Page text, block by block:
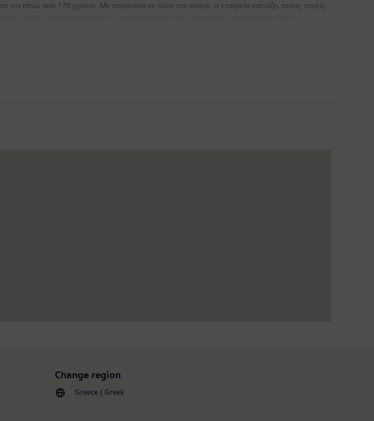
για πάνω από 170 χρόνια. Με παρουσία σε όλον τον κόσμο, η εταιρεία εστιάζει στους τομείς
Siemens Energy, παγκόσμιας εταιρείας ενέργειας της Siemens, και της Siemens Mobility,
σιδηροδρομικές και οδικές μεταφορές, η Siemens διαμορφώνει τα συστήματα ενέργειας του
Change region
Greece | Greek